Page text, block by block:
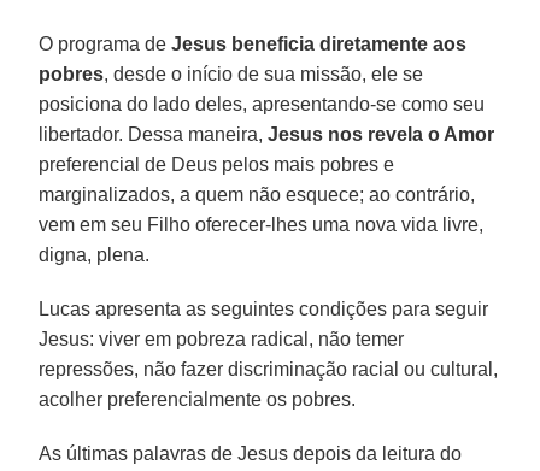
O programa deJesus beneficia diretamente aos
pobres, desde o início de sua missão, ele se
posiciona do lado deles, apresentando-se como seu
libertador. Dessa maneira,Jesus nos revela o Amor
preferencial de Deus pelos mais pobres e
marginalizados, a quem não esquece; ao contrário,
vem em seu Filho oferecer-lhes uma nova vida livre,
digna, plena.
Lucas apresenta as seguintes condições para seguir
Jesus: viver em pobreza radical, não temer
repressões, não fazer discriminação racial ou cultural,
acolher preferencialmente os pobres.
As últimas palavras de Jesus depois da leitura do